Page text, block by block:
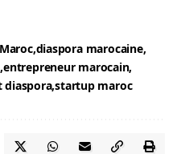
diaspora marocaine
entrepreneur marocain
diasporastartup maroc